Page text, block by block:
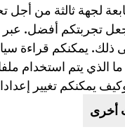
الأمم المتحدة من أجل
تشمل مراقبة حقوق
الغربية والمخيمات
أو إعداد آلية أخرى
الإنسان ميدانياً وبصورة
لجهة ثالثة من
تجربتكم أفضل. عبر
ذلك. يمكنكم قراءة
ما الذي يتم استخدام
يمكنكم تغيير
أخرى